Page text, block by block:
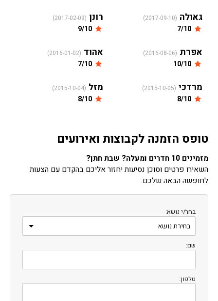
גאולה (2017-09-10) רונן (2017-02-09)
אפרת (2016-08-06) אהוד (2016-01-02)
מרדכי (2015-10-05) מזל (2015-10-04)
טופס הזמנה לקבוצות ואירועים
מזמינים 10 חדרים ומעלה? שבת חתן?
השאירו פרטים וסוכן נסיעות יחזור אליכם בהקדם עם הצעות
לחופשה הבאה שלכם.
בחר/י נושא:
שם:
טלפון: